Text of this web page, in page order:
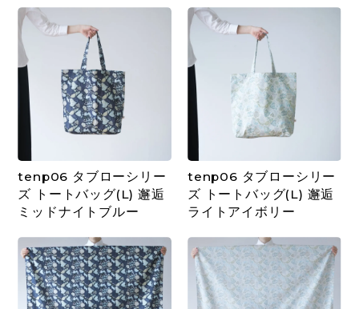
tenp06 タブローシリー
ズ トートバッグ(L) 邂逅
ミッドナイトブルー
tenp06 タブローシリー
ズ トートバッグ(L) 邂逅
ライトアイボリー